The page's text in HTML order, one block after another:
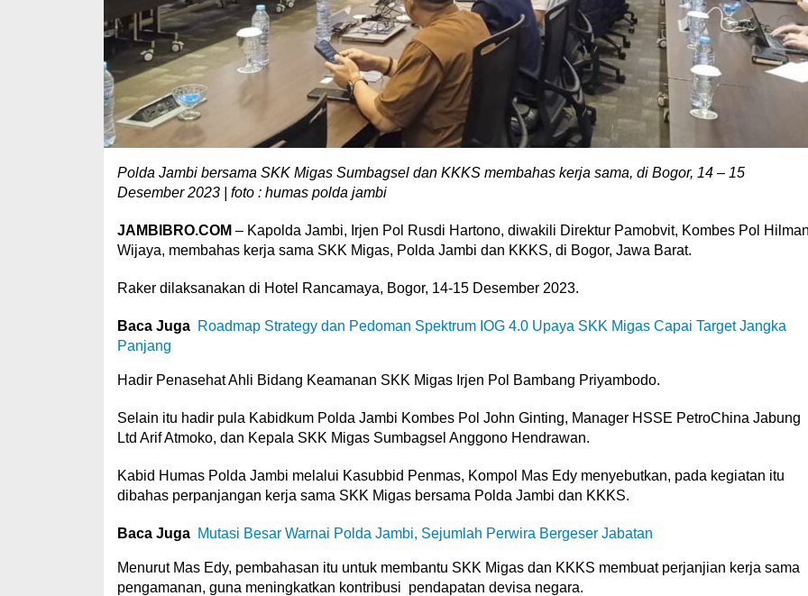
Polda Jambi bersama SKK Migas Sumbagsel dan KKKS membahas kerja sama, di Bogor, 14 – 15
Desember 2023 | foto : humas polda jambi
JAMBIBRO.COM – Kapolda Jambi, Irjen Pol Rusdi Hartono, diwakili Direktur Pamobvit, Kombes Pol
Wijaya, membahas kerja sama SKK Migas, Polda Jambi dan KKKS, di Bogor, Jawa Barat.
Raker dilaksanakan di Hotel Rancamaya, Bogor, 14-15 Desember 2023.
Baca Juga
Roadmap Strategy dan Pedoman Spektrum IOG 4.0 Upaya SKK Migas Capai Target Jangka
Panjang
Hadir Penasehat Ahli Bidang Keamanan SKK Migas Irjen Pol Bambang Priyambodo.
Selain itu hadir pula Kabidkum Polda Jambi Kombes Pol John Ginting, Manager HSSE PetroChina Jabung
Ltd Arif Atmoko, dan Kepala SKK Migas Sumbagsel Anggono Hendrawan.
Kabid Humas Polda Jambi melalui Kasubbid Penmas, Kompol Mas Edy menyebutkan, pada kegiatan itu
dibahas perpanjangan kerja sama SKK Migas bersama Polda Jambi dan KKKS.
Baca Juga Mutasi Besar Warnai Polda Jambi, Sejumlah Perwira Bergeser Jabatan
Menurut Mas Edy, pembahasan itu untuk membantu SKK Migas dan KKKS membuat perjanjian kerja sama
pengamanan, guna meningkatkan kontribusi pendapatan devisa negara.